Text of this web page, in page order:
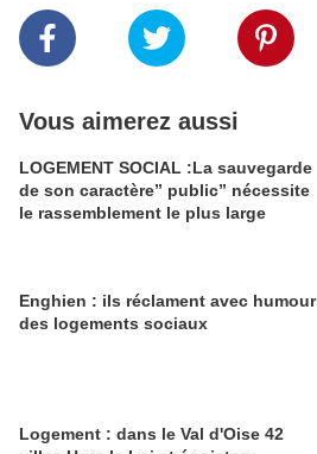
Vous aimerez aussi
LOGEMENT SOCIAL :La sauvegarde
de son caractère” public” nécessite
le rassemblement le plus large
Enghien : ils réclament avec humour
des logements sociaux
Logement : dans le Val d'Oise 42